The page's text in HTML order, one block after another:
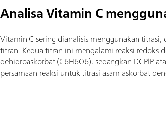
Analisa Vitamin C
Vitamin C sering dianalisis menggunakan
titran. Kedua titran ini mengalami reaksi redoks
dehidroaskorbat (C6H6O6), sedangkan DCPIP
persamaan reaksi untuk titrasi asam askorbat